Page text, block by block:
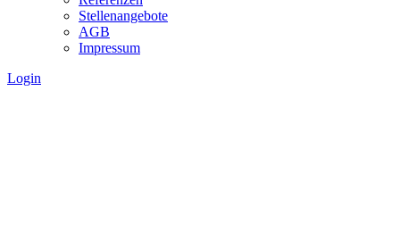
Stellenangebote
AGB
Impressum
Login